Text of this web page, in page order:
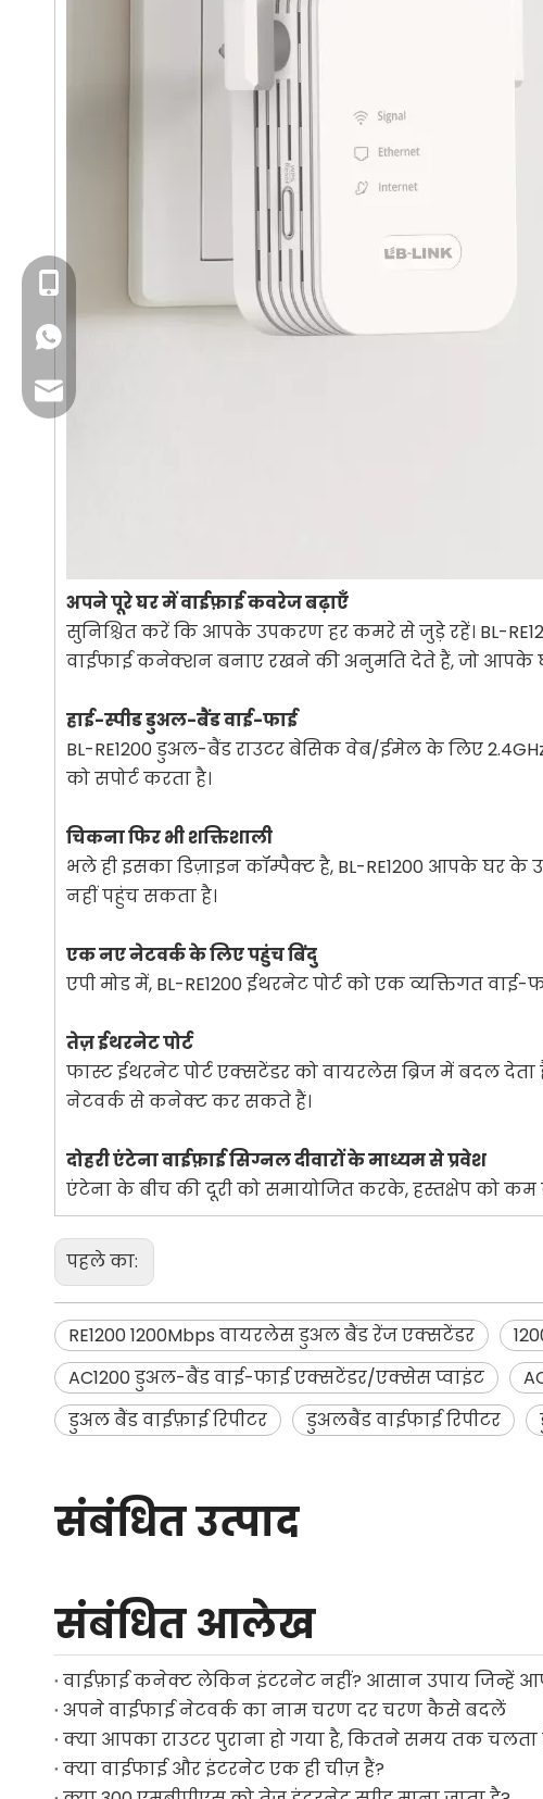
अपने पूरे घर में वाईफ़ाई कवरेज बढ़ाएँ
सुनिश्चित करें कि आपके उपकरण हर कमरे से जुड़े रहें। BL-
वाईफाई कनेक्शन बनाए रखने की अनुमति देते हैं, जो आपके
हाई-स्पीड डुअल-बैंड वाई-फाई
BL-RE1200 डुअल-बैंड राउटर बेसिक वेब/ईमेल के लिए
को सपोर्ट करता है।
चिकना फिर भी शक्तिशाली
भले ही इसका डिज़ाइन कॉम्पैक्ट है, BL-RE1200 आपके घर
नहीं पहुंच सकता है।
एक नए नेटवर्क के लिए पहुंच बिंदु
एपी मोड में, BL-RE1200 ईथरनेट पोर्ट को एक व्यक्तिगत
तेज़ ईथरनेट पोर्ट
फास्ट ईथरनेट पोर्ट एक्सटेंडर को वायरलेस ब्रिज में बदल
नेटवर्क से कनेक्ट कर सकते हैं।
दोहरी एंटेना वाईफ़ाई सिग्नल दीवारों के माध्यम से प्रवेश
एंटेना के बीच की दूरी को समायोजित करके, हस्तक्षेप को
पहले का:
RE1200 1200Mbps वायरलेस डुअल बैंड रेंज एक्सटेंडर
AC1200 डुअल-बैंड वाई-फाई एक्सटेंडर/एक्सेस प्वाइंट
डुअल बैंड वाईफ़ाई रिपीटर
डुअलबैंड वाईफाई रिपीटर
संबंधित उत्पाद
संबंधित आलेख
वाईफ़ाई कनेक्ट लेकिन इंटरनेट नहीं? आसान उपाय जिन्हें
अपने वाईफाई नेटवर्क का नाम चरण दर चरण कैसे बदलें
क्या आपका राउटर पुराना हो गया है, कितने समय तक चलता
क्या वाईफाई और इंटरनेट एक ही चीज़ हैं?